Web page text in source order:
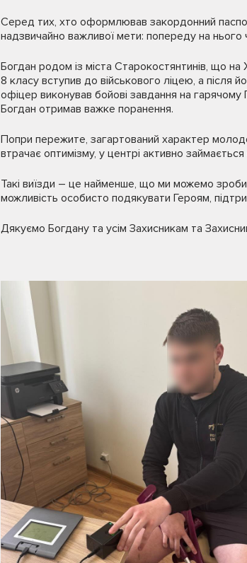
Серед тих, хто оформлював закордонний
надзвичайно важливої мети: попереду на нього
Богдан родом із міста Старокостянтинів, що на
8 класу вступив до військового ліцею, а після
офіцер виконував бойові завдання на
Богдан отримав важке поранення.
Попри пережите, загартований характер
втрачає оптимізму, у центрі активно
Такі виїзди – це найменше, що ми можемо
можливість особисто подякувати Героям,
Дякуємо Богдану та усім Захисникам та